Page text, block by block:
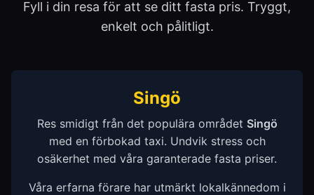
Fyll i din resa för att se ditt fasta pris. Tryggt,
enkelt och pålitligt.
Singö
Res smidigt från det populära området Singö
med en förbokad taxi. Undvik stress och
osäkerhet med våra garanterade fasta priser.
Våra erfarna förare har utmärkt lokalkännedom i